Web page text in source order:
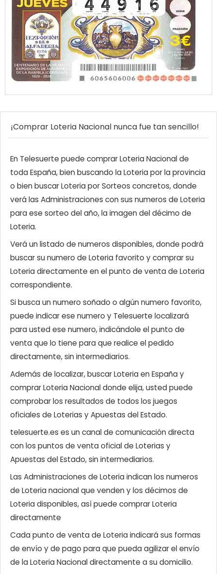
¡Comprar Loteria Nacional nunca fue tan sencillo!
En Telesuerte puede comprar Loteria Nacional de
toda España, bien buscando la Loteria por la provincia
o bien buscar Loteria por Sorteos concretos, donde
verá las Administraciones con sus numeros de Loteria
para ese sorteo del año, la imagen del décimo de
Loteria.
Verá un listado de numeros disponibles, donde podrá
buscar su numero de Loteria favorito y comprar su
Loteria directamente en el punto de venta de Loteria
correspondiente.
Si busca un numero soñado o algún numero favorito,
puede indicar ese numero y Telesuerte localizará
para usted ese numero, indicándole el punto de
venta que lo tiene para que realice el pedido
directamente, sin intermediarios.
Además de localizar, buscar Loteria en España y
comprar Loteria Nacional donde elija, usted puede
comprobar los resultados de todos los juegos
oficiales de Loterias y Apuestas del Estado.
telesuerte.es es un canal de comunicación directa
con los puntos de venta oficial de Loterias y
Apuestas del Estado, sin intermediarios.
Las Administraciones de Loteria indican los numeros
de Loteria nacional que venden y los décimos de
Loteria disponibles, así puede comprar Loteria
directamente
Cada punto de venta de Loteria indicará sus formas
de envío y de pago para que pueda agilizar el envío
de la Loteria Nacional directamente a su domicilio.